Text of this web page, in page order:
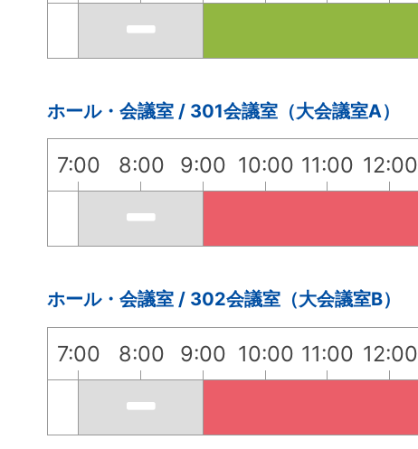
ホール・会議室 / 301会議室（大会議室A）
7:00 8:00 9:00 10:00 11:00 12:00
ホール・会議室 / 302会議室（大会議室B）
7:00 8:00 9:00 10:00 11:00 12:00